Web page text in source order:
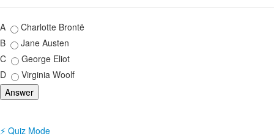
A
Charlotte Brontë
B
Jane Austen
C
George Eliot
D
Virginia Woolf
Answer
⚡ Quiz Mode